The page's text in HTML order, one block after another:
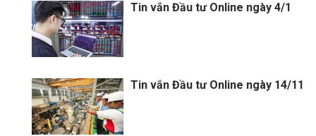
Tin vắn Đầu tư Online ngày 4/1
Tin vắn Đầu tư Online ngày 14/11